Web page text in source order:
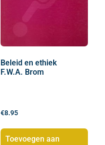
Beleid en ethiek
F.W.A. Brom
€8.95
Toevoegen aan